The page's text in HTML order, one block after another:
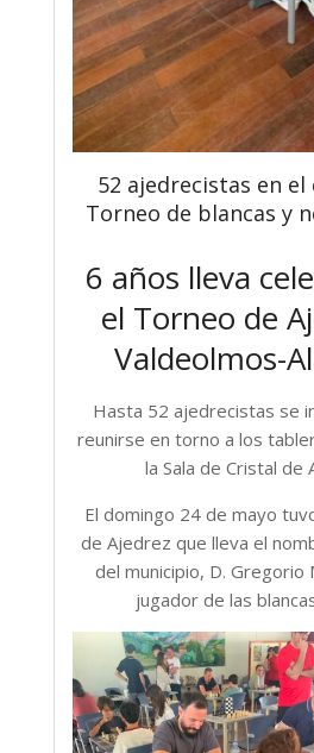
52 ajedrecistas en
Torneo de blancas y
6 años lleva
el Torneo de
Valdeolmos-
Hasta 52 ajedrecistas se
reunirse en torno a los
la Sala de Cristal de
El domingo 24 de mayo
de Ajedrez que lleva el
del municipio, D. Gregorio
jugador de las